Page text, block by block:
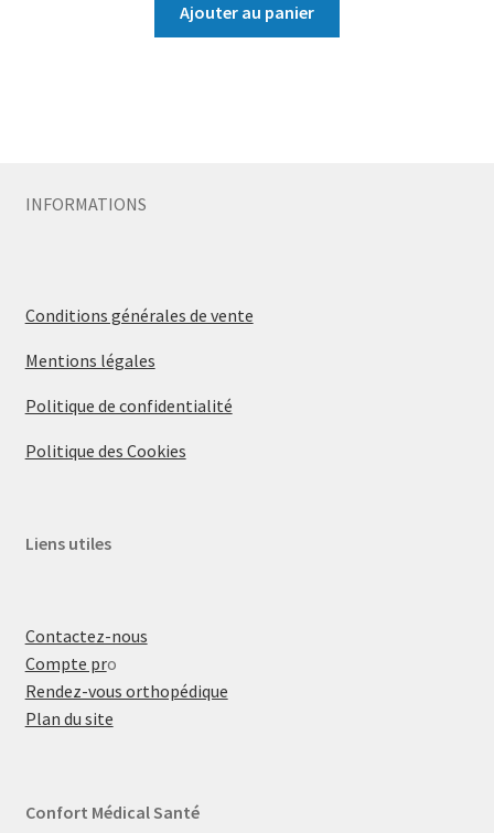
Ajouter au panier
INFORMATIONS
Conditions générales de vente
Mentions légales
Politique de confidentialité
Politique des Cookies
Liens utiles
Contactez-nous
Compte pro
Rendez-vous orthopédique
Plan du site
Confort Médical Santé